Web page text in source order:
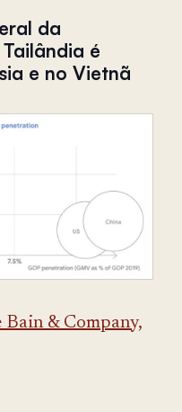
da
é
e no Vietnã
Bain & Company,